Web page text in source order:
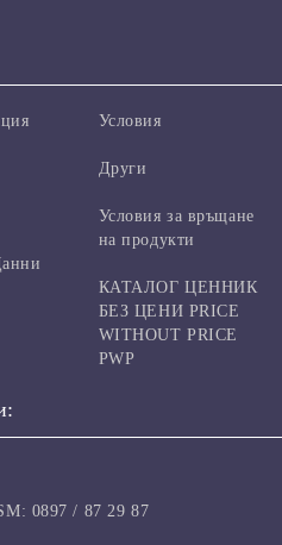
Условия
Други
Условия за връщане
на продукти
КАТАЛОГ ЦЕННИК
БЕЗ ЦЕНИ PRICE
WITHOUT PRICE
PWP
0897 / 87 29 87